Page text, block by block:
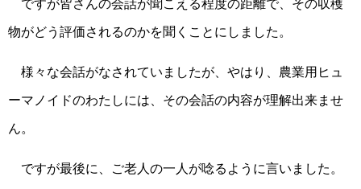
ですが皆さんの会話が聞こえる程度の距離で、その収穫
物がどう評価されるのかを聞くことにしました。
様々な会話がなされていましたが、やはり、農業用ヒュ
ーマノイドのわたしには、その会話の内容が理解出来ませ
ん。
ですが最後に、ご老人の一人が唸るように言いました。